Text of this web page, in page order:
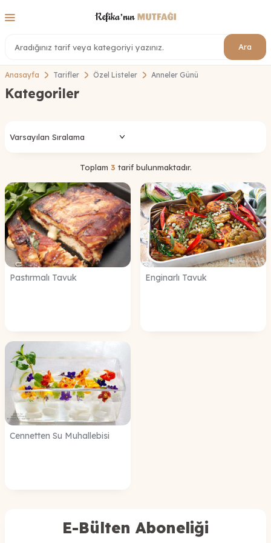
Ara
Anasayfa Tarifler Özel Listeler Anneler Günü
Kategoriler
Toplam 3 tarif bulunmaktadır.
Pastırmalı Tavuk Enginarlı Tavuk
Cennetten Su Muhallebisi
E-Bülten Aboneliği